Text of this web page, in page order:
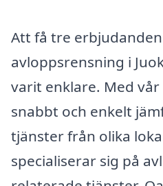
Att få tre
avloppsrensning i
varit enklare. Med
snabbt och enkelt
tjänster från olika
specialiserar sig på